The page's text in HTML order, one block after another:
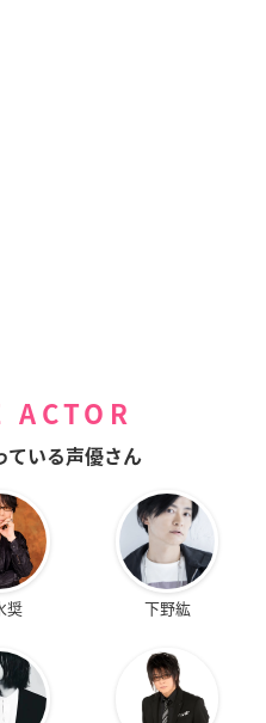
ACTOR
ている声優さん
奨 下野紘